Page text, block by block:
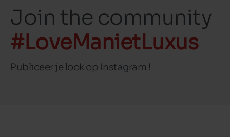
Join the community
#LoveManietLuxus
Publiceer je look op Instagram !